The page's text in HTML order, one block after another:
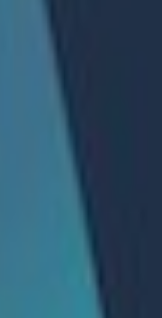
ConnectPublic z
w instalacji
dostępne